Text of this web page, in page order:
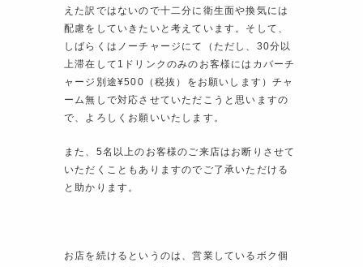
えた訳ではないので十二分に衛生面や換気には
配慮をしていきたいと考えています。そして、
しばらくはノーチャージにて（ただし、30分以
上滞在して1ドリンクのみのお客様にはカバーチ
ャージ別途¥500（税抜）をお願いします）チャ
ーム無しで対応させていただこうと思いますの
で、よろしくお願いいたします。
また、5名以上のお客様のご来店はお断りさせて
いただくこともありますのでご了承いただける
と助かります。
お店を続けるというのは、営業しているボク個